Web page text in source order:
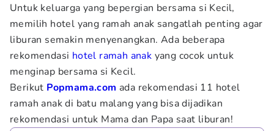
Untuk keluarga yang bepergian bersama si Kecil,
memilih hotel yang ramah anak sangatlah penting agar
liburan semakin menyenangkan. Ada beberapa
rekomendasi hotel ramah anak yang cocok untuk
menginap bersama si Kecil.
Berikut Popmama.com ada rekomendasi 11 hotel
ramah anak di batu malang yang bisa dijadikan
rekomendasi untuk Mama dan Papa saat liburan!